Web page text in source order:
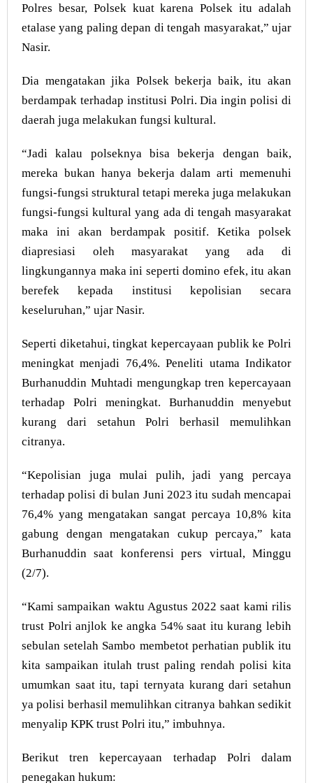
Polres besar, Polsek kuat karena Polsek itu adalah
etalase yang paling depan di tengah masyarakat,” ujar
Nasir.
Dia mengatakan jika Polsek bekerja baik, itu akan
berdampak terhadap institusi Polri. Dia ingin polisi di
daerah juga melakukan fungsi kultural.
“Jadi kalau polseknya bisa bekerja dengan baik,
mereka bukan hanya bekerja dalam arti memenuhi
fungsi-fungsi struktural tetapi mereka juga melakukan
fungsi-fungsi kultural yang ada di tengah masyarakat
maka ini akan berdampak positif. Ketika polsek
diapresiasi oleh masyarakat yang ada di
lingkungannya maka ini seperti domino efek, itu akan
berefek kepada institusi kepolisian secara
keseluruhan,” ujar Nasir.
Seperti diketahui, tingkat kepercayaan publik ke Polri
meningkat menjadi 76,4%. Peneliti utama Indikator
Burhanuddin Muhtadi mengungkap tren kepercayaan
terhadap Polri meningkat. Burhanuddin menyebut
kurang dari setahun Polri berhasil memulihkan
citranya.
“Kepolisian juga mulai pulih, jadi yang percaya
terhadap polisi di bulan Juni 2023 itu sudah mencapai
76,4% yang mengatakan sangat percaya 10,8% kita
gabung dengan mengatakan cukup percaya,” kata
Burhanuddin saat konferensi pers virtual, Minggu
(2/7).
“Kami sampaikan waktu Agustus 2022 saat kami rilis
trust Polri anjlok ke angka 54% saat itu kurang lebih
sebulan setelah Sambo membetot perhatian publik itu
kita sampaikan itulah trust paling rendah polisi kita
umumkan saat itu, tapi ternyata kurang dari setahun
ya polisi berhasil memulihkan citranya bahkan sedikit
menyalip KPK trust Polri itu,” imbuhnya.
Berikut tren kepercayaan terhadap Polri dalam
penegakan hukum: